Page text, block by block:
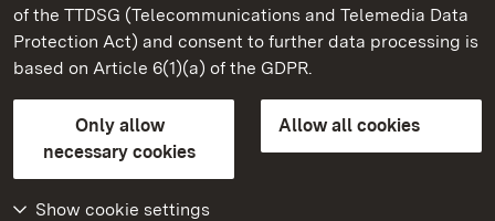
of the TTDSG (Telecommunications and Telemedia Data
Protection Act) and consent to further data processing is
based on Article 6(1)(a) of the GDPR.
Only allow
necessary cookies
Allow all cookies
Show cookie settings
Ludwigsburg Residential Palace
State Palaces and Gardens of Baden-Wuerttemberg
Contact usFAQMasthead
Declaration on barrier-free access
BITV-konform (geprüfte Seiten)